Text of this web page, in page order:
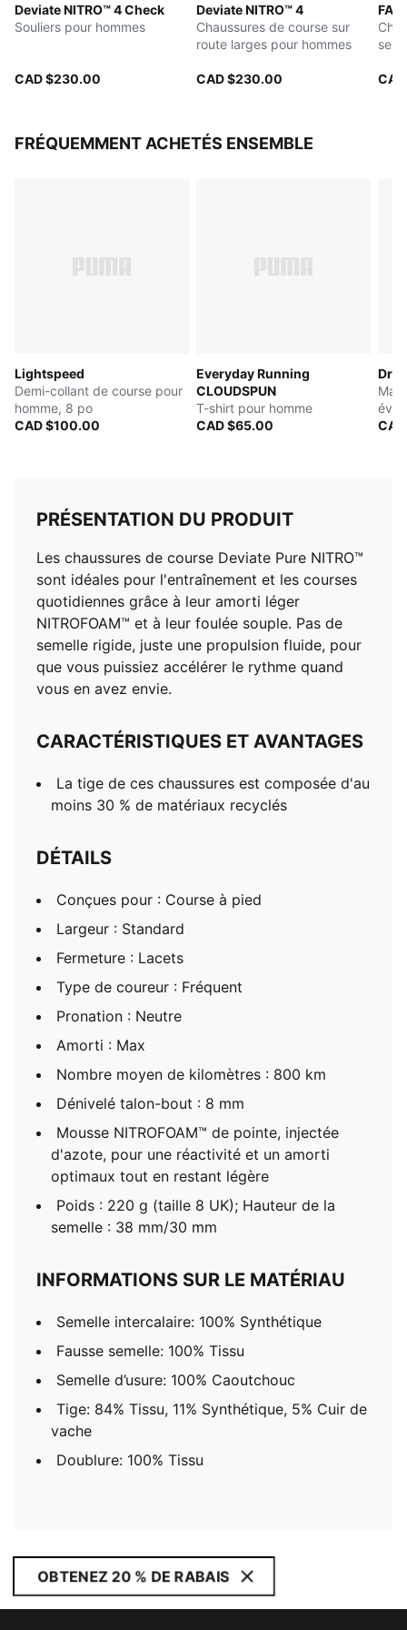
restant légère
Poids : 220 g (taille 8 UK); Hauteur de la semelle : 38
Deviate NITRO™ 4 Check
Souliers pour hommes
CAD $230.00
Deviate NITRO™ 4
Chaussures de course sur
route larges pour hommes
CAD $230.00
FRÉQUEMMENT ACHETÉS ENSEMBLE
Lightspeed
Demi-collant de course pour
homme, 8 po
CAD $100.00
Everyday Running
CLOUDSPUN
T-shirt pour homme
CAD $65.00
PRÉSENTATION DU PRODUIT
Les chaussures de course Deviate Pure NITRO™
sont idéales pour l'entraînement et les courses
quotidiennes grâce à leur amorti léger
NITROFOAM™ et à leur foulée souple. Pas de
semelle rigide, juste une propulsion fluide, pour
que vous puissiez accélérer le rythme quand
vous en avez envie.
CARACTÉRISTIQUES ET AVANTAGES
La tige de ces chaussures est composée d'au
moins 30 % de matériaux recyclés
DÉTAILS
Conçues pour : Course à pied
Largeur : Standard
Fermeture : Lacets
Type de coureur : Fréquent
Pronation : Neutre
Amorti : Max
Nombre moyen de kilomètres : 800 km
Dénivelé talon-bout : 8 mm
Mousse NITROFOAM™ de pointe, injectée
d'azote, pour une réactivité et un amorti
optimaux tout en restant légère
Poids : 220 g (taille 8 UK); Hauteur de la
semelle : 38 mm/30 mm
INFORMATIONS SUR LE MATÉRIAU
Semelle intercalaire: 100% Synthétique
Fausse semelle: 100% Tissu
Semelle d’usure: 100% Caoutchouc
Tige: 84% Tissu, 11% Synthétique, 5% Cuir de
vache
Doublure: 100% Tissu
OBTENEZ 20 % DE RABAIS